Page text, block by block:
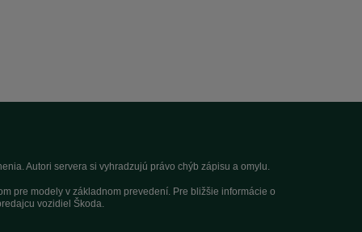
Autori servera si vyhradzujú právo chýb zápisu a omylu.
pre modely v základnom prevedení. Pre bližšie informácie o
vozidiel Škoda.